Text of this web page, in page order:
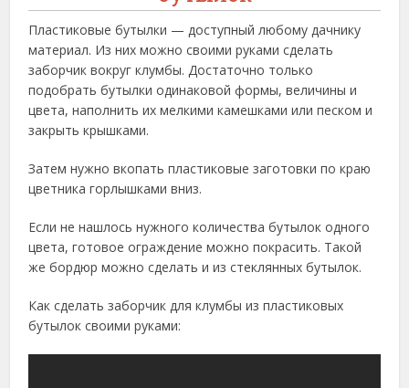
Пластиковые бутылки — доступный любому дачнику
материал. Из них можно своими руками сделать
заборчик вокруг клумбы. Достаточно только
подобрать бутылки одинаковой формы, величины и
цвета, наполнить их мелкими камешками или песком и
закрыть крышками.
Затем нужно вкопать пластиковые заготовки по краю
цветника горлышками вниз.
Если не нашлось нужного количества бутылок одного
цвета, готовое ограждение можно покрасить. Такой
же бордюр можно сделать и из стеклянных бутылок.
Как сделать заборчик для клумбы из пластиковых
бутылок своими руками: